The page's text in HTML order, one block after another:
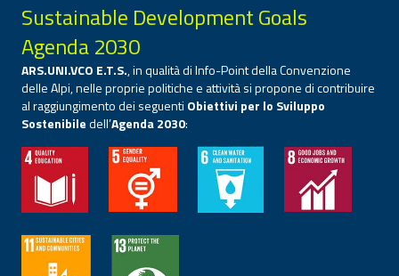
Sustainable Development Goals
Agenda 2030
ARS.UNI.VCO E.T.S., in qualità di Info-Point della Convenzione
delle Alpi, nelle proprie politiche e attività si propone di contribuire
al raggiungimento dei seguenti Obiettivi per lo Sviluppo
Sostenibiledell’Agenda 2030: